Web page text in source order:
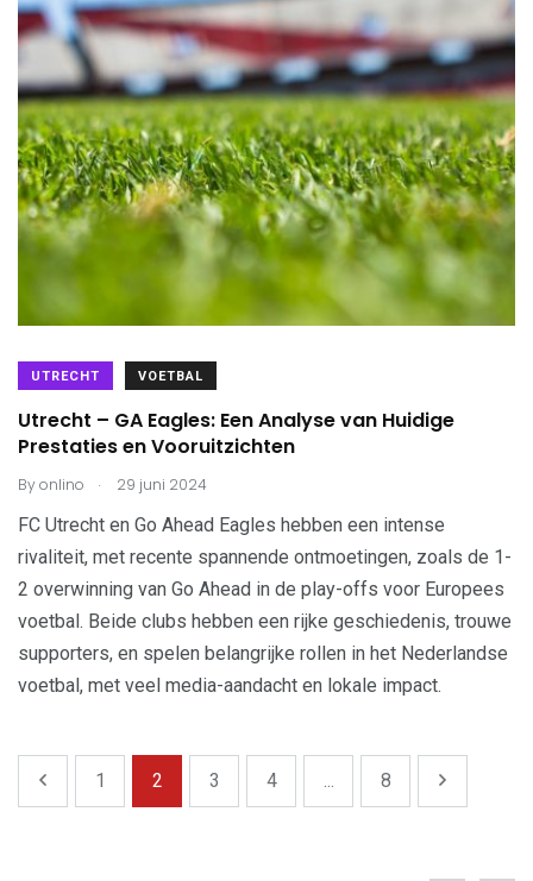
UTRECHT VOETBAL
Utrecht – GA Eagles: Een Analyse van Huidige
Prestaties en Vooruitzichten
Byonlino . 29 juni 2024
FC Utrecht en Go Ahead Eagles hebben een intense
rivaliteit, met recente spannende ontmoetingen, zoals de 1-
2 overwinning van Go Ahead in de play-offs voor Europees
voetbal. Beide clubs hebben een rijke geschiedenis, trouwe
supporters, en spelen belangrijke rollen in het Nederlandse
voetbal, met veel media-aandacht en lokale impact.
1 2 3 4 ... 8